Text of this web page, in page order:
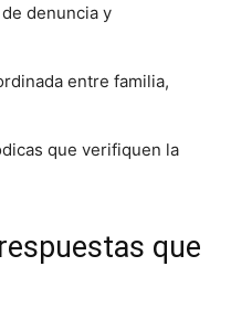
denuncia y
entre familia,
que verifiquen la
que